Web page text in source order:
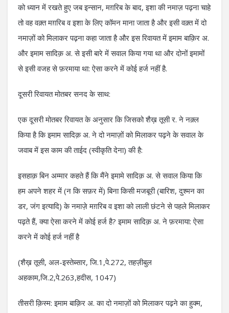
को ध्यान में रखते हुए जब इन्सान, मग़रिब के बाद, इशा की नमाज़ पढ़ना चाहे
तो वह वक़्त मग़रिब व इशा के लिए कॉमन माना जाता है और इसी वक़्त में दो
नमाज़ों को मिलाकर पढ़ना कहा जाता है और इस रिवायत में इमाम बाक़िर अ.
और इमाम सादिक़ अ. से इसी बारे में सवाल किया गया था और दोनों इमामों
से इसी वजह से फ़रमाया था: ऐसा करने में कोई हर्ज नहीं है.
दूसरी रिवायत मोतबर सनद के साथ:
एक दूसरी मोतबर रिवायत के अनुसार कि जिसको शैख़ तूसी र. ने नक़्ल
किया है कि इमाम सादिक़ अ. ने दो नमाज़ों को मिलाकर पढ़ने के सवाल के
जवाब में इस काम की ताईद (स्वीकृति देना) की है:
इसहाक़ बिन अम्मार कहते हैं कि मैंने इमामे सादिक़ अ. से सवाल किया कि
हम अपने शहर में (न कि सफ़र में) बिना किसी मजबूरी (बारिश, दुश्मन का
डर, जंग इत्यादि) के नमाज़े मग़रिब व इशा को लाली छंटने से पहले मिलाकर
पढ़ते हैं, क्या ऐसा करने में कोई हर्ज है? इमाम सादिक़ अ. ने फ़रमाया: ऐसा
करने में कोई हर्ज नहीं है
(शैख़ तूसी, अल-इस्तेब्सार, जि.1,पे.272, तहज़ीबुल
अहकाम,जि.2,पे.263,हदीस, 1047)
तीसरी क़िस्म: इमाम बाक़िर अ. का दो नमाज़ों को मिलाकर पढ़ने का हुक्म,